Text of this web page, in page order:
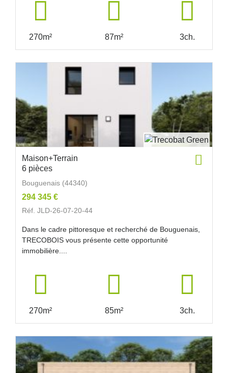
270m² 87m² 3ch.
Maison+Terrain
6 pièces
Bouguenais (44340)
294 345 €
Réf. JLD-26-07-20-44
Dans le cadre pittoresque et recherché de Bouguenais,
TRECOBOIS vous présente cette opportunité
immobilière....
270m² 85m² 3ch.